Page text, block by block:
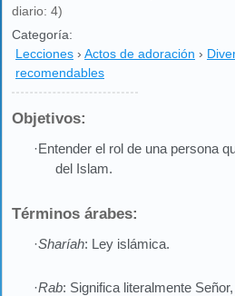
diario: 4)
Categoría:
Lecciones › Actos de adoración ›
recomendables
Objetivos:
·Entender el rol de una persona
del Islam.
Términos árabes:
·Sharíah: Ley islámica.
·Rab: Significa literalmente